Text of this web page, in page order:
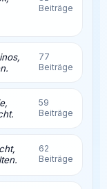
Beiträge
77
Beiträge
59
Beiträge
62
Beiträge